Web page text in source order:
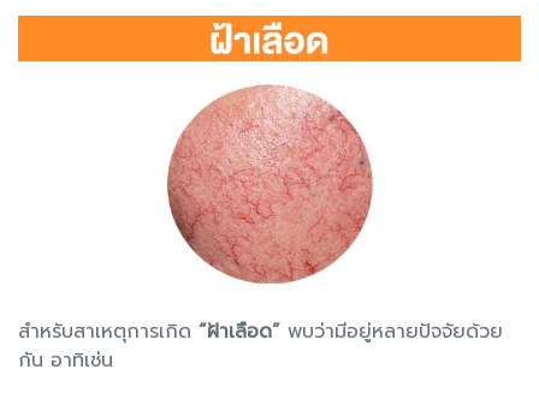
สำหรับสาเหตุการเกิด “ฝ้าเลือด” พบว่ามีอยู่หลายปัจจัยด้วย
กัน อาทิเช่น